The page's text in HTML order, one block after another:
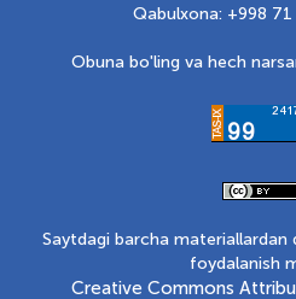
Qabulxona: +998
Obuna bo'ling va hech
Saytdagi barcha materiallardan
foydalanish
Creative Commons